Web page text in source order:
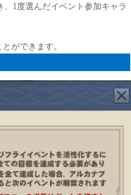
1度選んだイベント参加キャラ
ができます。